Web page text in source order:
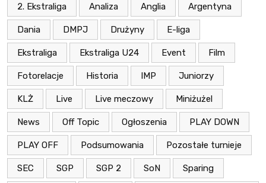
2. Ekstraliga Analiza Anglia Argentyna
Dania DMPJ Drużyny E-liga
Ekstraliga Ekstraliga U24 Event Film
Fotorelacje Historia IMP Juniorzy
KLŻ Live Live meczowy Miniżużel
News Off Topic Ogłoszenia PLAY DOWN
PLAY OFF Podsumowania Pozostałe turnieje
SEC SGP SGP 2 SoN Sparing